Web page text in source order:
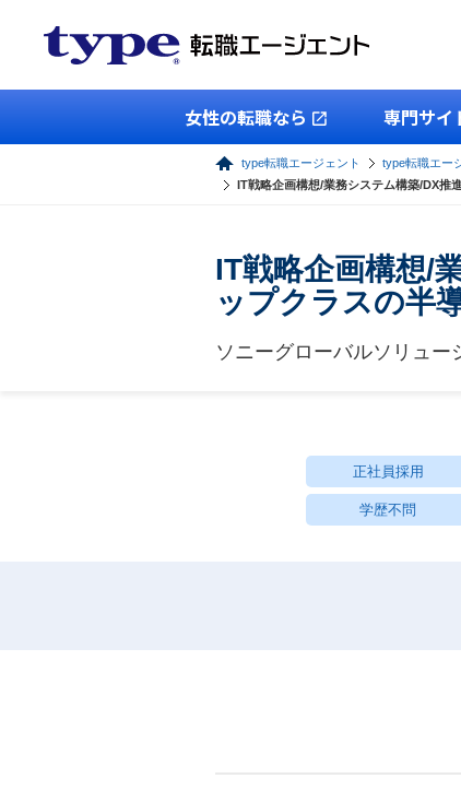
女性の転職なら 専門サイ
type転職エージェント type転職エー
IT戦略企画構想/業務システム構築/DX推
IT戦略企画構想/
ップクラスの半
ソニーグローバルソリュー
正社員採用
学歴不問